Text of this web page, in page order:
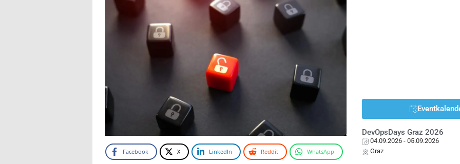
Facebook X LinkedIn Reddit WhatsApp
DevOpsDays Graz 2026
04.09.2026 - 05.09.2026
Graz